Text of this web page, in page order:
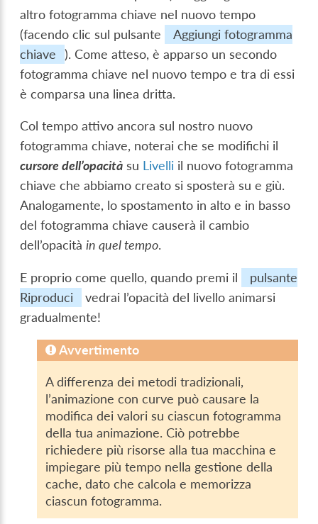
altro fotogramma chiave nel nuovo tempo
(facendo clic sul pulsante
Aggiungi fotogramma
chiave
). Come atteso, è apparso un secondo
fotogramma chiave nel nuovo tempo e tra di essi
è comparsa una linea dritta.
Col tempo attivo ancora sul nostro nuovo
fotogramma chiave, noterai che se modifichi il
cursore dell’opacità su Livelli il nuovo fotogramma
chiave che abbiamo creato si sposterà su e giù.
Analogamente, lo spostamento in alto e in basso
del fotogramma chiave causerà il cambio
dell’opacitàin quel tempo.
E proprio come quello, quando premi il
pulsante
Riproduci
vedrai l’opacità del livello animarsi
gradualmente!
Avvertimento
A differenza dei metodi tradizionali,
l’animazione con curve può causare la
modifica dei valori su ciascun fotogramma
della tua animazione. Ciò potrebbe
richiedere più risorse alla tua macchina e
impiegare più tempo nella gestione della
cache, dato che calcola e memorizza
ciascun fotogramma.